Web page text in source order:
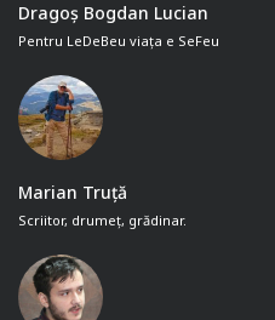
Dragoș Bogdan Lucian
Pentru LeDeBeu viața e SeFeu
Marian Truță
Scriitor, drumeț, grădinar.